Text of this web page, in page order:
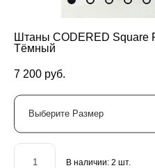
Штаны CODERED Square
Тёмный
7 200 pуб.
Выберите Размер
В наличии: 2 шт.